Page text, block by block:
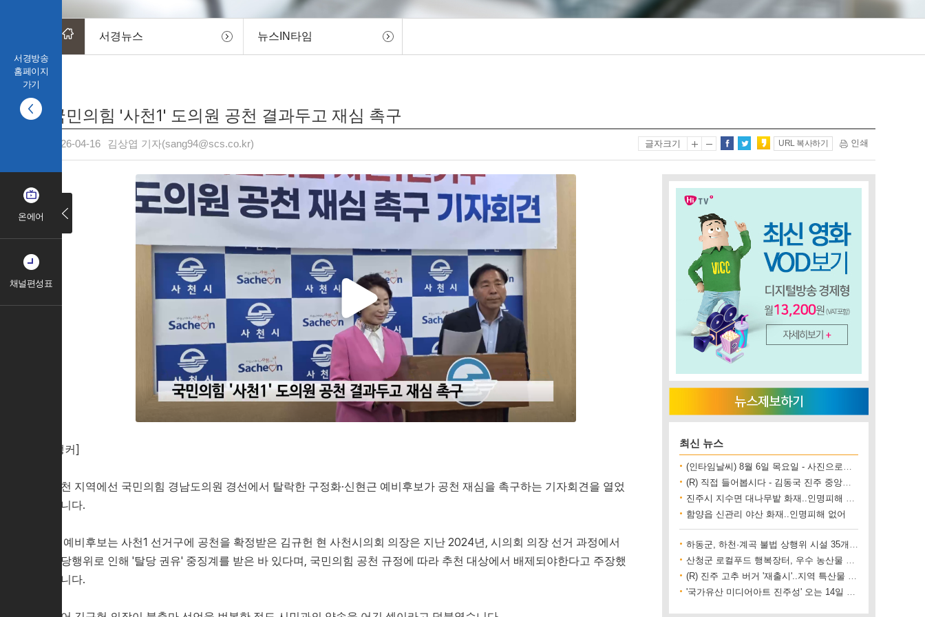
서경방송
홈페이지
가기
온에어
채널편성표
서경뉴스 뉴스IN타임
국민의힘 '사천1' 도의원 공천 결과두고 재심 촉구
2026-04-16 김상엽 기자(sang94@scs.co.kr) 글자크기 URL 복사하기 인쇄
[앵커]
사천 지역에선 국민의힘 경남도의원 경선에서 탈락한 구정화·신현근 예비후보가 공천 재심을 촉구하는 기자회견을 열었
습니다.
두 예비후보는 사천1 선거구에 공천을 확정받은 김규헌 현 사천시의회 의장은 지난 2024년, 시의회 의장 선거 과정에서
해당행위로 인해 '탈당 권유' 중징계를 받은 바 있다며, 국민의힘 공천 규정에 따라 추천 대상에서 배제되야한다고 주장했
습니다.
최신 뉴스
(인타임날씨) 8월 6일 목요일 - 사진으로보는 날씨
(R) 직접 들어봅시다 - 김동국 진주 중앙시장 상인회장
진주시 지수면 대나무밭 화재..인명피해 없어
함양읍 신관리 야산 화재..인명피해 없어
하동군, 하천·계곡 불법 상행위 시설 35개소 철거
산청군 로컬푸드 행복장터, 우수 농산물 직거래 사업장 인증
(R) 진주 고추 버거 '재출시'..지역 특산물 홍보 기대
'국가유산 미디어아트 진주성' 오는 14일 개막